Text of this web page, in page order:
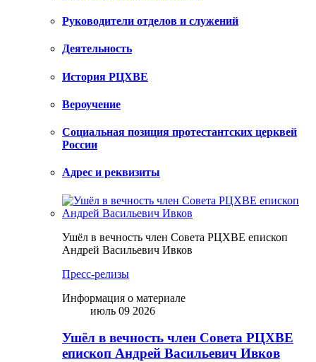
Руководители отделов и служений
Деятельность
История РЦХВЕ
Вероучение
Социальная позиция протестантских церквей
России
Адрес и реквизиты
Ушёл в вечность член Совета РЦХВЕ епископ
Андрей Васильевич Ивков
Пресс-релизы
Информация о материале
июль 09 2026
Ушёл в вечность член Совета РЦХВЕ
епископ Андрей Васильевич Ивков